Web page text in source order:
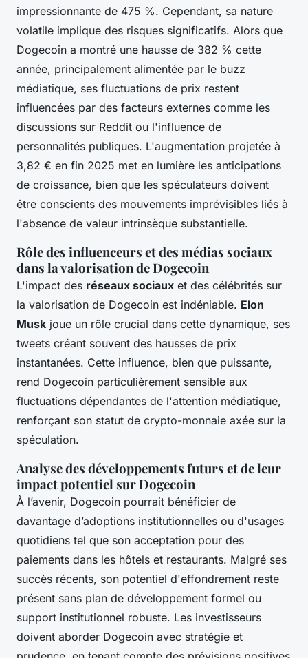
impressionnante de 475 %. Cependant, sa nature
volatile implique des risques significatifs. Alors que
Dogecoin a montré une hausse de 382 % cette
année, principalement alimentée par le buzz
médiatique, ses fluctuations de prix restent
influencées par des facteurs externes comme les
discussions sur Reddit ou l'influence de
personnalités publiques. L'augmentation projetée à
3,82 € en fin 2025 met en lumière les anticipations
de croissance, bien que les spéculateurs doivent
être conscients des mouvements imprévisibles liés à
l'absence de valeur intrinsèque substantielle.
Rôle des influenceurs et des médias sociaux
dans la valorisation de Dogecoin
L'impact des réseaux sociaux et des célébrités sur
la valorisation de Dogecoin est indéniable. Elon
Musk joue un rôle crucial dans cette dynamique, ses
tweets créant souvent des hausses de prix
instantanées. Cette influence, bien que puissante,
rend Dogecoin particulièrement sensible aux
fluctuations dépendantes de l'attention médiatique,
renforçant son statut de crypto-monnaie axée sur la
spéculation.
Analyse des développements futurs et de leur
impact potentiel sur Dogecoin
À l’avenir, Dogecoin pourrait bénéficier de
davantage d’adoptions institutionnelles ou d'usages
quotidiens tel que son acceptation pour des
paiements dans les hôtels et restaurants. Malgré ses
succès récents, son potentiel d'effondrement reste
présent sans plan de développement formel ou
support institutionnel robuste. Les investisseurs
doivent aborder Dogecoin avec stratégie et